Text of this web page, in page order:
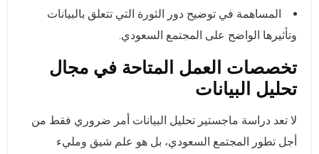
المساهمة في توضيح دور الثورة التي تتعلق بالبيانات
وتأثيرها الواضح على المجتمع السعودي.
تخصصات العمل المتاحة في مجال
تحليل البيانات
لا تعد دراسة ماجستير تحليل البيانات أمر ضروري فقط من
أجل تطور المجتمع السعودي، بل هو علم شيق ومليء